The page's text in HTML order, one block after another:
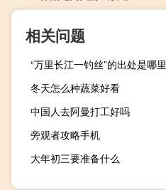
相关问题
“万里长江一钓丝”的出处是哪里
冬天怎么种蔬菜好看
中国人去阿曼打工好吗
旁观者攻略手机
大年初三要准备什么